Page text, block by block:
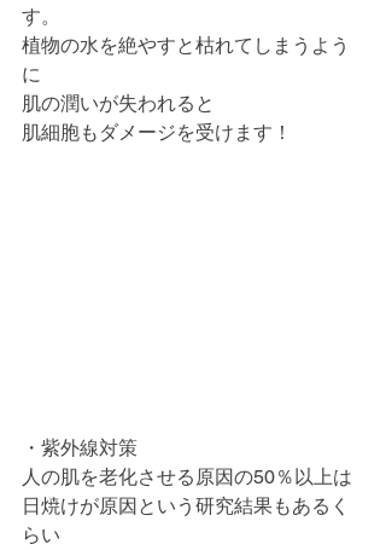
す。
植物の水を絶やすと枯れてしまうよう
に
肌の潤いが失われると
肌細胞もダメージを受けます！
・紫外線対策
人の肌を老化させる原因の50％以上は
日焼けが原因という研究結果もあるく
らい